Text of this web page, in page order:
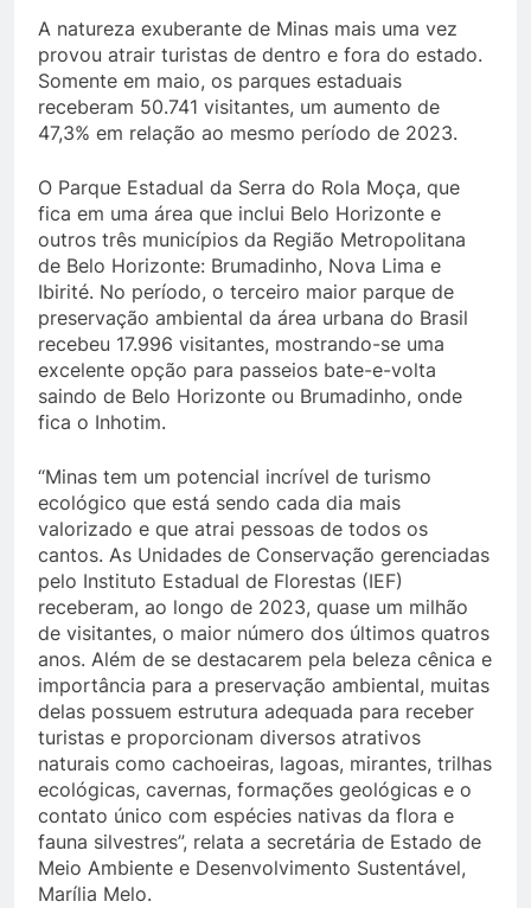
A natureza exuberante de Minas mais uma vez
provou atrair turistas de dentro e fora do estado.
Somente em maio, os parques estaduais
receberam 50.741 visitantes, um aumento de
47,3% em relação ao mesmo período de 2023.
O Parque Estadual da Serra do Rola Moça, que
fica em uma área que inclui Belo Horizonte e
outros três municípios da Região Metropolitana
de Belo Horizonte: Brumadinho, Nova Lima e
Ibirité. No período, o terceiro maior parque de
preservação ambiental da área urbana do Brasil
recebeu 17.996 visitantes, mostrando-se uma
excelente opção para passeios bate-e-volta
saindo de Belo Horizonte ou Brumadinho, onde
fica o Inhotim.
“Minas tem um potencial incrível de turismo
ecológico que está sendo cada dia mais
valorizado e que atrai pessoas de todos os
cantos. As Unidades de Conservação gerenciadas
pelo Instituto Estadual de Florestas (IEF)
receberam, ao longo de 2023, quase um milhão
de visitantes, o maior número dos últimos quatros
anos. Além de se destacarem pela beleza cênica e
importância para a preservação ambiental, muitas
delas possuem estrutura adequada para receber
turistas e proporcionam diversos atrativos
naturais como cachoeiras, lagoas, mirantes, trilhas
ecológicas, cavernas, formações geológicas e o
contato único com espécies nativas da flora e
fauna silvestres”, relata a secretária de Estado de
Meio Ambiente e Desenvolvimento Sustentável,
Marília Melo.